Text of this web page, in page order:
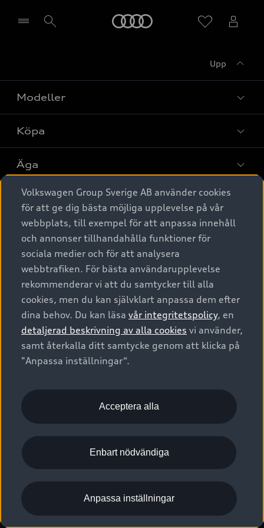
Upp
Modeller
Alla modeller
Elbilar
A6 modellerna
SUV
Avant
Audi Sport
Köpa
Privaterbjudanden
Privatleasing
Nya bilar i lager
Begagnade bilar i lager
Audi approved :plus - så gott som nya
Finansiering
Audi exclusive
Provkörning
Äga
Service & tillbehör
Audi digital services
Originaltillbehör - köp online
Garantier
Försäkring
Digitala manualer för din Audi
Audi Collection – livsstilsartiklar
Vanliga frågor
2G/3G nätet stängs ned - Hur påverkas min bil av detta?
Tjänstebil
Tjänstebil
Business lease online
Företagsleasing
Om Audi Sverige
Kontakta oss
Audi Återförsäljare/-serviceverkstad
myAudi
Pressmeddelanden
Nyhetsbrev
Vårt hållbarhetsarbete
Lediga tjänster huvudkontor
Lediga tjänster hos Audi Återförsäljare
Kommentar till mediauppgifter om dataläcka
© 2026 AUDI SVERIGE. All Rights Reserved.
Utgivare Juridiskt
Juridiskt Audi AG
Juridiskt Audi Digital Giveaway
Anpassa inställningar för cookies
Visselblåsarkanaler
Volkswagen Group Sverige AB använder cookies
för att ge dig bästa möjliga upplevelse på vår
webbplats, till exempel för att anpassa innehåll
och annonser tillhandahålla funktioner för
sociala medier och för att analysera
webbtrafiken. För bästa användarupplevelse
rekommenderar vi att du samtycker till alla
cookies, men du kan självklart anpassa dem efter
dina behov. Du kan läsa vår integritetspolicy, en
detaljerad beskrivning av alla cookies vi använder,
samt återkalla ditt samtycke genom att klicka på
"Anpassa inställningar“.
Acceptera alla
Enbart nödvändiga
Anpassa inställningar